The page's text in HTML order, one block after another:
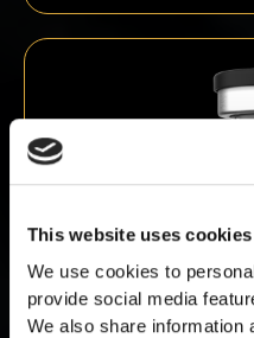
This website uses cookies
We use cookies to
provide social media
We also share information